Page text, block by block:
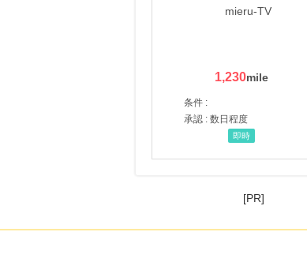
1,230
条件 :
承認 : 数日程度
即時
[PR]